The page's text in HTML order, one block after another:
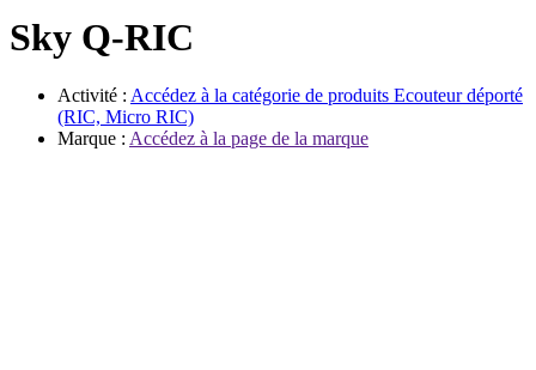
Sky Q-RIC
Activité : Accédez à la catégorie de produits Ecouteur déporté
(RIC, Micro RIC)
Marque : Accédez à la page de la marque